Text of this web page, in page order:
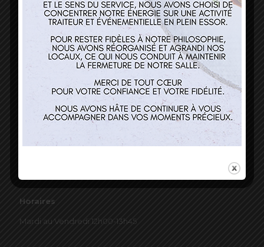
Nos services
Traiteur et événementiel
Horaires
Mardi au Vendredi 12h00-13h45